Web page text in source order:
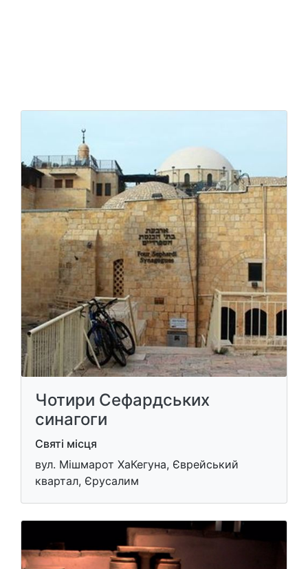
Чотири Сефардських
синагоги
Святі місця
вул. Мішмарот ХаКегуна, Єврейський
квартал, Єрусалим